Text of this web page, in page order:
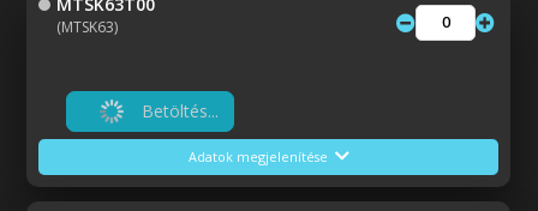
(MTSK63)
Betöltés...
Adatok megjelenítése